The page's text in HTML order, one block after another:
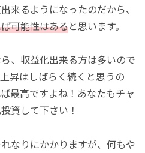
来るようになったのだから、
可能性はあると思います。
、収益化出来る方は多いので
昇はしばらく続くと思うの
最高ですよね！あなたもチャ
資して下さい！
なりにかかりますが、何もや